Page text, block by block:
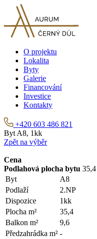
O projektu
Lokalita
Byty
Galerie
Financování
Investice
Kontakty
+420 603 486 821
Byt A8, 1kk
Zpět na výběr
Cena
Podlahová plocha bytu 35,4
Byt
A8
Podlaží
2.NP
Dispozice
1kk
Plocha m²
35,4
Balkon m²
9,6
Předzahrádka m² -